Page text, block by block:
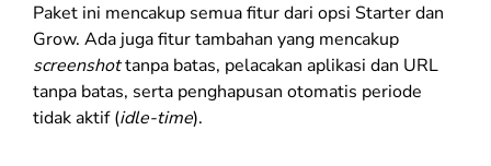
Paket ini mencakup semua fitur dari opsi Starter dan
Grow. Ada juga fitur tambahan yang mencakup
screenshottanpa batas, pelacakan aplikasi dan URL
tanpa batas, serta penghapusan otomatis periode
tidak aktif (idle-time).